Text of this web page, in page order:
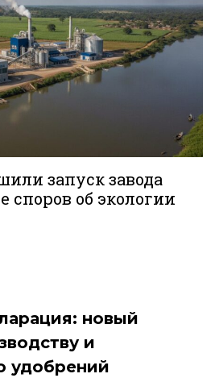
запуск завода
споров об экологии
новый
и
удобрений